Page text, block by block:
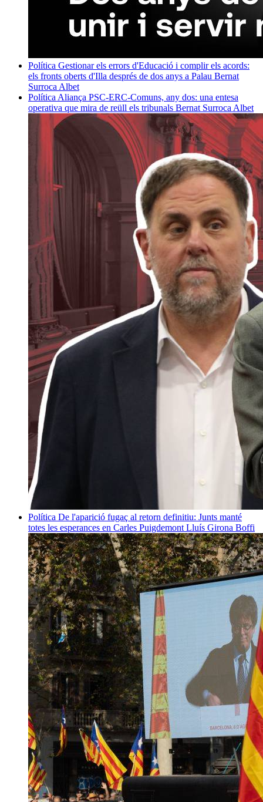
Política Gestionar els errors d'Educació i complir els acords:
els fronts oberts d'Illa després de dos anys a Palau Bernat
Surroca Albet
Política Aliança PSC-ERC-Comuns, any dos: una entesa
operativa que mira de reüll els tribunals Bernat Surroca Albet
Política De l'aparició fugaç al retorn definitiu: Junts manté
totes les esperances en Carles Puigdemont Lluís Girona Boffi